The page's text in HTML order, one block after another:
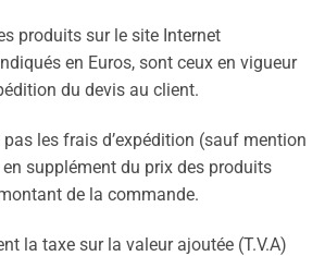
produits sur le site Internet
en Euros, sont ceux en vigueur
du devis au client.
les frais d’expédition (sauf mention
supplément du prix des produits
de la commande.
la taxe sur la valeur ajoutée (T.V.A)